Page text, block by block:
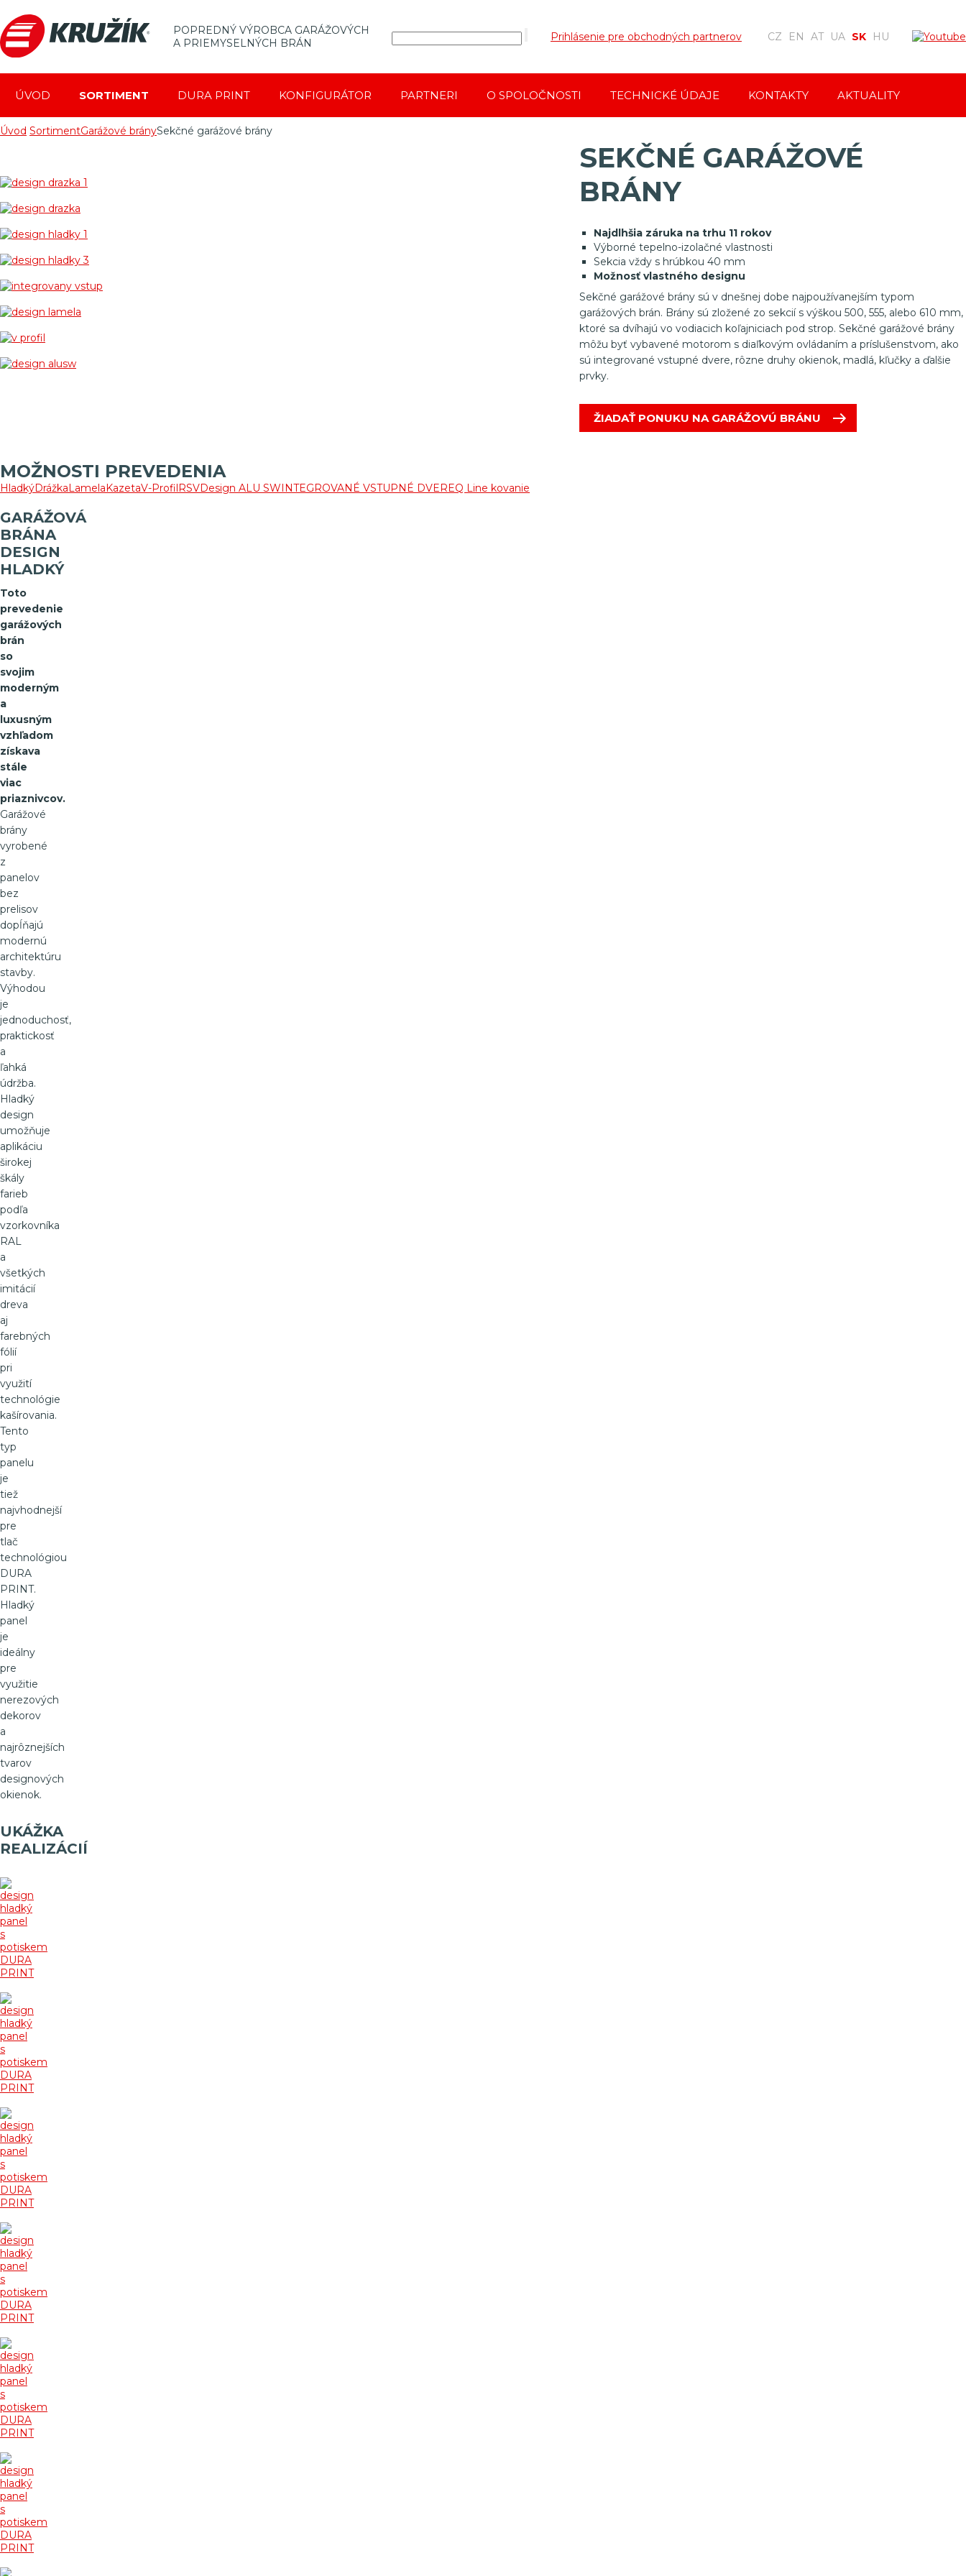
POPREDNÝ VÝROBCA GARÁŽOVÝCH
A PRIEMYSELNÝCH BRÁN
Prihlásenie pre obchodných partnerov CZ EN AT UA SK HU
ÚVOD SORTIMENT DURA PRINT KONFIGURÁTOR PARTNERI O SPOLOČNOSTI TECHNICKÉ ÚDAJE KONTAKTY AKTUALITY
Úvod SortimentGarážové bránySekčné garážové brány
SEKČNÉ GARÁŽOVÉ
BRÁNY
Najdlhšia záruka na trhu 11 rokov
Výborné tepelno-izolačné vlastnosti
Sekcia vždy s hrúbkou 40 mm
Možnosť vlastného designu
Sekčné garážové brány sú v dnešnej dobe najpoužívanejším typom
garážových brán. Brány sú zložené zo sekcií s výškou 500, 555, alebo 610 mm,
ktoré sa dvíhajú vo vodiacich koľajniciach pod strop. Sekčné garážové brány
môžu byť vybavené motorom s diaľkovým ovládaním a príslušenstvom, ako
sú integrované vstupné dvere, rôzne druhy okienok, madlá, kľučky a ďalšie
prvky.
ŽIADAŤ PONUKU NA GARÁŽOVÚ BRÁNU
MOŽNOSTI PREVEDENIA
HladkýDrážkaLamelaKazetaV-ProfilRSVDesign ALU SWINTEGROVANÉ VSTUPNÉ DVEREQ Line kovanie
GARÁŽOVÁ
BRÁNA
DESIGN
HLADKÝ
Toto
prevedenie
garážových
brán
so
svojim
moderným
a
luxusným
vzhľadom
získava
stále
viac
priaznivcov.
Garážové
brány
vyrobené
z
panelov
bez
prelisov
dopĺňajú
modernú
architektúru
stavby.
Výhodou
je
jednoduchosť,
praktickosť
a
ľahká
údržba.
Hladký
design
umožňuje
aplikáciu
širokej
škály
farieb
podľa
vzorkovníka
RAL
a
všetkých
imitácií
dreva
aj
farebných
fólií
pri
využití
technológie
kašírovania.
Tento
typ
panelu
je
tiež
najvhodnejší
pre
tlač
technológiou
DURA
PRINT.
Hladký
panel
je
ideálny
pre
využitie
nerezových
dekorov
a
najrôznejších
tvarov
designových
okienok.
UKÁŽKA
REALIZÁCIÍ